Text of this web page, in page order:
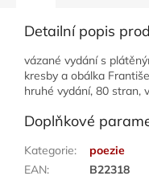
Detailní popis
vázané vydání s
kresby a obálka
hruhé vydání, 80 stran,
Doplňkové
Kategorie:
poezie
EAN:
B22318